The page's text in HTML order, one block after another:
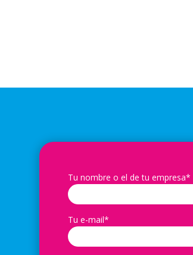
Tu nombre o el de tu empresa*
Tu e-mail*